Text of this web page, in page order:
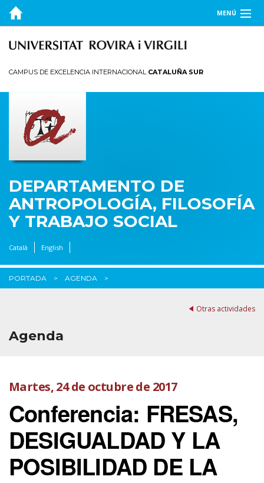
MENÚ
EL DEPARTAMENTO
INVESTIGACIÓN
PUBLICACIONES
TRANSFERENCIA
CAMPUS DE EXCELENCIA INTERNACIONAL CATALUÑA SUR
DEPARTAMENTO DE
ANTROPOLOGÍA, FILOSOFÍA
Y TRABAJO SOCIAL
Català English
PORTADA AGENDA
Otras actividades
Agenda
Martes, 24 de octubre de 2017
Conferencia: FRESAS,
DESIGUALDAD Y LA
POSIBILIDAD DE LA